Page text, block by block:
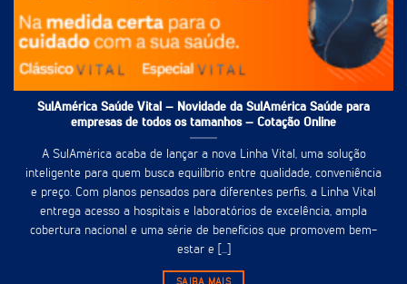
SulAmérica Saúde Vital – Novidade da SulAmérica Saúde para
empresas de todos os tamanhos – Cotação Online
A SulAmérica acaba de lançar a nova Linha Vital, uma solução
inteligente para quem busca equilíbrio entre qualidade, conveniência
e preço. Com planos pensados para diferentes perfis, a Linha Vital
entrega acesso a hospitais e laboratórios de excelência, ampla
cobertura nacional e uma série de benefícios que promovem bem-
estar e [...]